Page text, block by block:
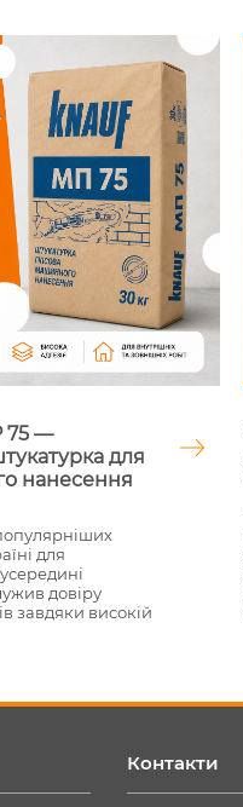
75 —
для
нанесення
для
довіру
завдяки високій
Контакти